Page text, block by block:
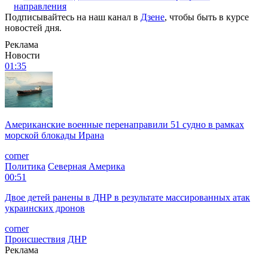
направления
Подписывайтесь на наш канал в Дзене, чтобы быть в курсе
новостей дня.
Реклама
Новости
01:35
Американские военные перенаправили 51 судно в рамках
морской блокады Ирана
corner
Политика Северная Америка
00:51
Двое детей ранены в ДНР в результате массированных атак
украинских дронов
corner
Происшествия ДНР
Реклама